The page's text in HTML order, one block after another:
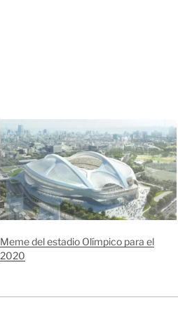
Meme del estadio Olímpico para el
2020